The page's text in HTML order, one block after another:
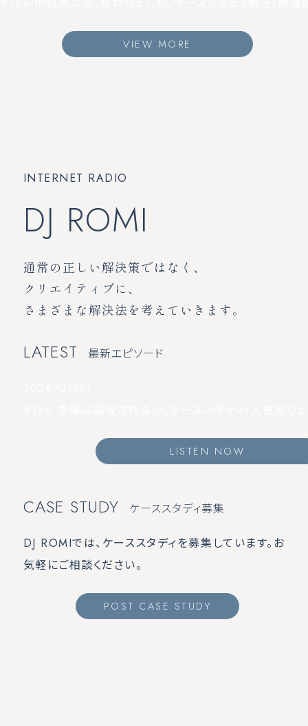
VIEW MORE
INTERNET RADIO
DJ ROMI
通常の正しい解決策ではなく、
クリエイティブに、
さまざまな解決法を考えていきます。
LATEST 最新エピソード
LISTEN NOW
CASE STUDY ケーススタディ募集
DJ ROMIでは、ケーススタディを募集しています。お
気軽にご相談ください。
POST CASE STUDY